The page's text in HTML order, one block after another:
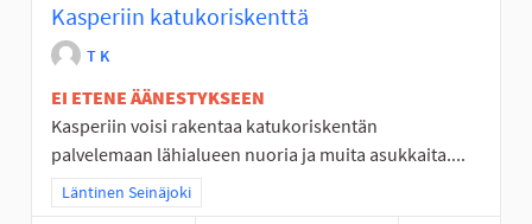
Kasperiin katukoriskenttä
T K
EI ETENE ÄÄNESTYKSEEN
Kasperiin voisi rakentaa katukoriskentän
palvelemaan lähialueen nuoria ja muita asukkaita....
Rajaa tulokset teeman mukaan: Läntinen Seinäjoki
Läntinen Seinäjoki